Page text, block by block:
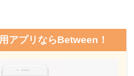
アプリならBetween！